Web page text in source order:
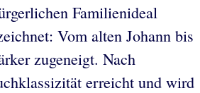
Familienideal
Vom alten Johann bis
zugeneigt. Nach
erreicht und wird